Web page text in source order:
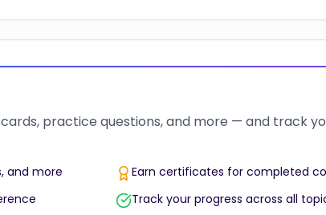
practice questions, and more — and track
and more
Earn certificates for completed
Track your progress across all